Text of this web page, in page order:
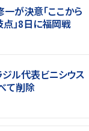
が決意「ここから
」8日に福岡戦
ジル代表ビニシウス
て削除